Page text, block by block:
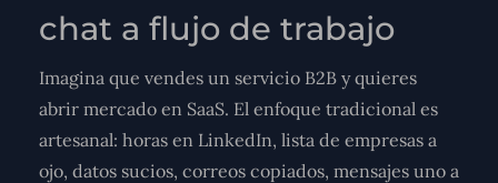
chat a flujo de trabajo
Imagina que vendes un servicio B2B y quieres
abrir mercado en SaaS. El enfoque tradicional es
artesanal: horas en LinkedIn, lista de empresas a
ojo, datos sucios, correos copiados, mensajes uno a